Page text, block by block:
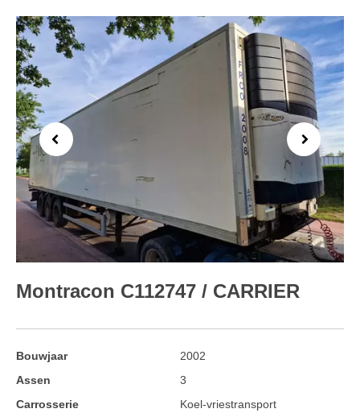
Previous Next
Montracon C112747 / CARRIER
Bouwjaar
2002
Assen
3
Carrosserie
Koel-vriestransport